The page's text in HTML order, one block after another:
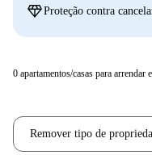
diamondProteção contra
0 apartamentos/casas para
Remover tipo de